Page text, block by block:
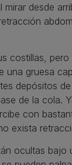
mirar desde
costillas,
una gruesa
depósitos
de la cola.
con
exista
ocultas bajo